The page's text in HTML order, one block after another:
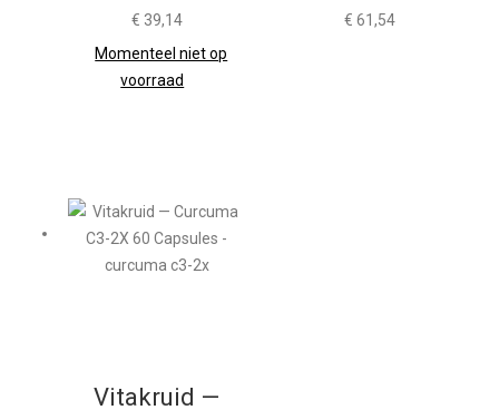
€ 39,14
Momenteel niet op
voorraad
€ 61,54
Vitakruid —